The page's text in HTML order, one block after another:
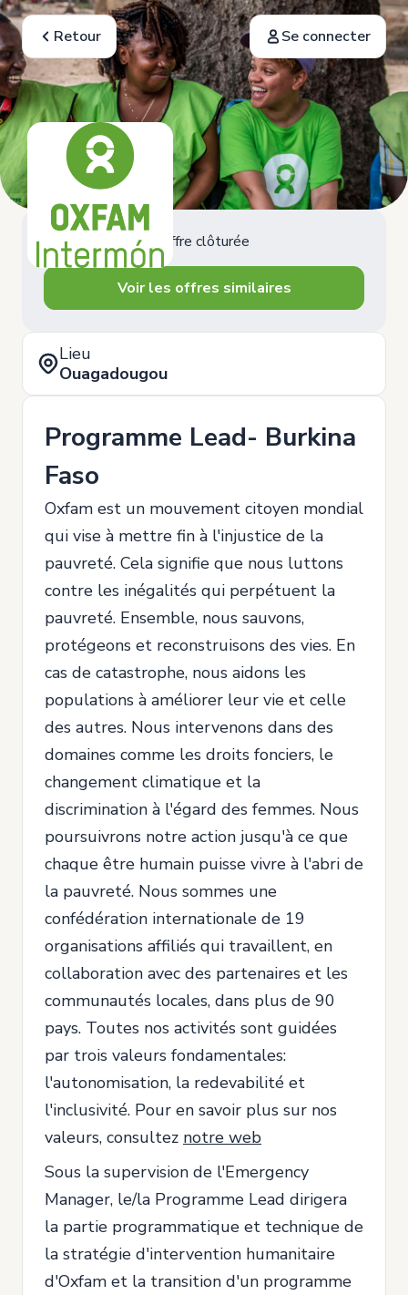
Retour Se connecter
Offre clôturée
Voir les offres similaires
Lieu
Ouagadougou
Programme Lead- Burkina
Faso
Oxfam est un mouvement citoyen mondial
qui vise à mettre fin à l'injustice de la
pauvreté. Cela signifie que nous luttons
contre les inégalités qui perpétuent la
pauvreté. Ensemble, nous sauvons,
protégeons et reconstruisons des vies. En
cas de catastrophe, nous aidons les
populations à améliorer leur vie et celle
des autres. Nous intervenons dans des
domaines comme les droits fonciers, le
changement climatique et la
discrimination à l'égard des femmes. Nous
poursuivrons notre action jusqu'à ce que
chaque être humain puisse vivre à l'abri de
la pauvreté. Nous sommes une
confédération internationale de 19
organisations affiliés qui travaillent, en
collaboration avec des partenaires et les
communautés locales, dans plus de 90
pays. Toutes nos activités sont guidées
par trois valeurs fondamentales:
l'autonomisation, la redevabilité et
l'inclusivité. Pour en savoir plus sur nos
valeurs, consultez notre web
Sous la supervision de l'Emergency
Manager, le/la Programme Lead dirigera
la partie programmatique et technique de
la stratégie d'intervention humanitaire
d'Oxfam et la transition d'un programme